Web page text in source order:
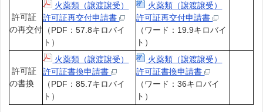
許可証
の再交付
火薬類（譲渡譲受）
許可証再交付申請書
（PDF：57.8キロバイ
ト）
火薬類（譲渡譲受）
許可証再交付申請書
（ワード：19.9キロバイ
ト）
許可証
の書換
火薬類（譲渡譲受）
許可証書換申請書
（PDF：85.7キロバイ
ト）
火薬類（譲渡譲受）
許可証書換申請書
（ワード：36キロバイ
ト）